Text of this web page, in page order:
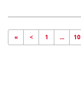
« < 1 ... 10